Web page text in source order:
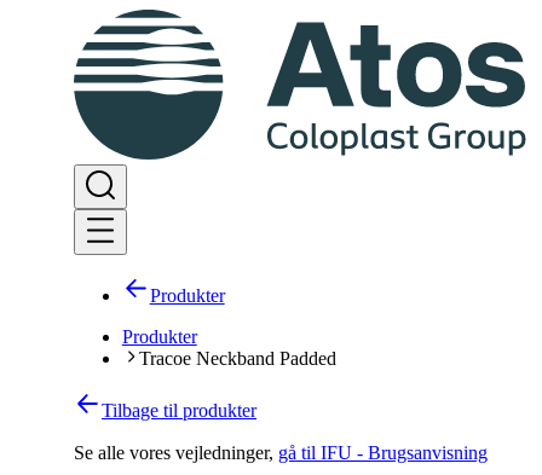
Produkter
Produkter
Tracoe Neckband Padded
Tilbage til produkter
Se alle vores vejledninger, gå til IFU - Brugsanvisning